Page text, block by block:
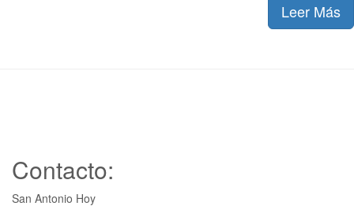
Leer Más
Contacto:
San Antonio Hoy